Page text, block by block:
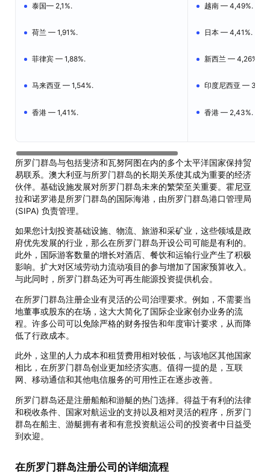
泰国— 2,1%.
荷兰 — 1,91%.
菲律宾 — 1,88%.
马来西亚 — 1,54%.
香港 — 1,41%.
越南 — 4,49%.
日本 — 4,41%.
新西兰 — 4,26%.
印度尼西亚 —
香港 — 2,43%.
所罗门群岛与包括斐济和瓦努阿图在内的多个太平洋国家保持贸
易联系。澳大利亚与所罗门群岛的长期关系使其成为重要的经济
伙伴。基础设施发展对所罗门群岛未来的繁荣至关重要。霍尼亚
拉和诺罗港是所罗门群岛的国际海港，由所罗门群岛港口管理局
(SIPA) 负责管理。
如果您计划投资基础设施、物流、旅游和采矿业，这些领域是政
府优先发展的行业，那么在所罗门群岛开设公司可能是有利的。
此外，国际游客数量的增长对酒店、餐饮和运输行业产生了积极
影响。扩大对区域劳动力流动项目的参与增加了国家预算收入。
与此同时，所罗门群岛还为可再生能源投资提供机会。
在所罗门群岛注册企业有灵活的公司治理要求。例如，不需要当
地董事或股东的在场，这大大简化了国际企业家创办业务的流
程。许多公司可以免除严格的财务报告和年度审计要求，从而降
低了行政成本。
此外，这里的人力成本和租赁费用相对较低，与该地区其他国家
相比，在所罗门群岛创业更加经济实惠。值得一提的是，互联
网、移动通信和其他电信服务的可用性正在逐步改善。
所罗门群岛还是注册船舶和游艇的热门选择。得益于有利的法律
和税收条件、国家对航运业的支持以及相对灵活的程序，所罗门
群岛在船主、游艇拥有者和有意投资航运公司的投资者中日益受
到欢迎。
在所罗门群岛注册公司的详细流程